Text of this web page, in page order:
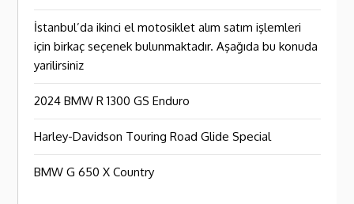
İstanbul’da ikinci el motosiklet alım satım işlemleri
için birkaç seçenek bulunmaktadır. Aşağıda bu konuda
yarilirsiniz
2024 BMW R 1300 GS Enduro
Harley-Davidson Touring Road Glide Special
BMW G 650 X Country